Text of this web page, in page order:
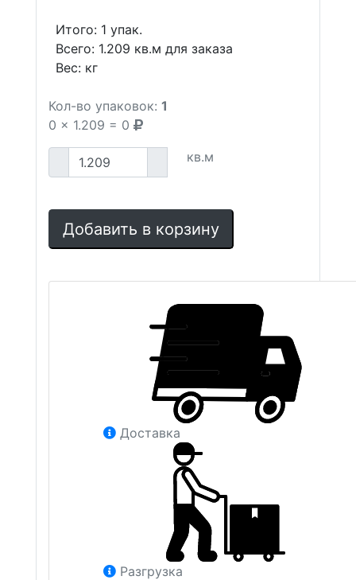
Итого: 1 упак.
Всего: 1.209 кв.м для заказа
Вес: кг
Кол-во упаковок: 1
0 x 1.209 = 0
кв.м
Добавить в корзину
Доставка
Разгрузка